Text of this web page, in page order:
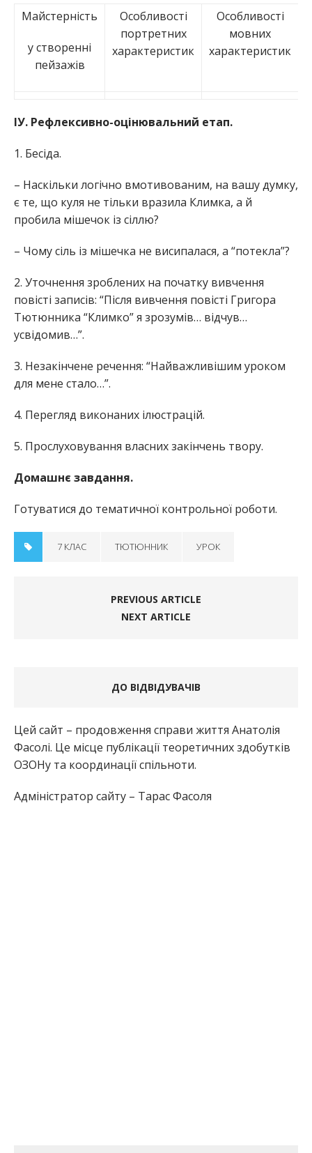
Майстерність
у створенні
пейзажів
Особливості
портретних
характеристик
Особливості
мовних
характеристик
ІУ. Рефлексивно-оцінювальний етап.
1. Бесіда.
– Наскільки логічно вмотивованим, на вашу думку,
є те, що куля не тільки вразила Климка, а й
пробила мішечок із сіллю?
– Чому сіль із мішечка не висипалася, а “потекла”?
2. Уточнення зроблених на початку вивчення
повісті записів: “Після вивчення повісті Григора
Тютюнника “Климко” я зрозумів… відчув…
усвідомив…”.
3. Незакінчене речення: “Найважливішим уроком
для мене стало…”.
4. Перегляд виконаних ілюстрацій.
5. Прослуховування власних закінчень твору.
Домашнє завдання.
Готуватися до тематичної контрольної роботи.
7 КЛАС ТЮТЮННИК УРОК
PREVIOUS ARTICLE
NEXT ARTICLE
ДО ВІДВІДУВАЧІВ
Цей сайт – продовження справи життя Анатолія
Фасолі. Це місце публікації теоретичних здобутків
ОЗОНу та координації спільноти.
Адміністратор сайту – Тарас Фасоля